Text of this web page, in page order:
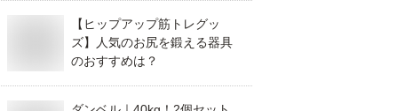
【ヒップアップ筋トレグッ
ズ】人気のお尻を鍛える器具
のおすすめは？